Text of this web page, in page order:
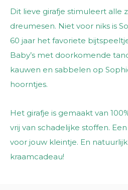
Dit lieve girafje stimuleert alle
dreumesen. Niet voor niks is
60 jaar het favoriete
Baby’s met doorkomende
kauwen en sabbelen op
hoorntjes.
Het girafje is gemaakt van
vrij van schadelijke stoffen.
voor jouw kleintje. En
kraamcadeau!